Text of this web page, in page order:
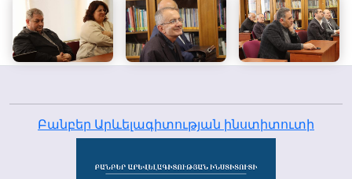
Բանբեր Արևելագիտության ինստիտուտի